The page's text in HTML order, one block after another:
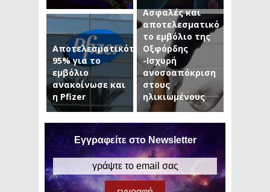
Αποτελεσματικότητα
95% για το
εμβόλιο
ανακοίνωσε και
η Pfizer
Ασφαλές και
αποτελεσματικό
το εμβόλιο της
Οξφόρδης
-Ισχυρή
ανοσοαπόκριση
στους
ηλικιωμένους
Εγγραφείτε στο Newsletter